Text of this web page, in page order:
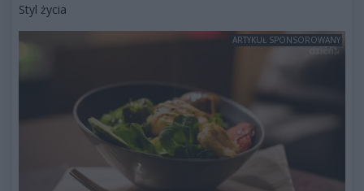
Kategorie artykułu:
Styl życia
ARTYKUŁ SPONSOROWANY